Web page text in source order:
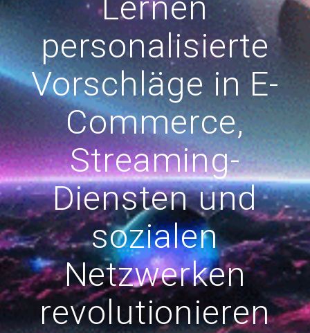
personalisierte
Vorschläge in E-
Commerce,
Streaming-
Diensten und
sozialen
Netzwerken
revolutionieren